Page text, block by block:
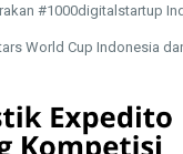
#1000digitalstartup
World Cup Indonesia